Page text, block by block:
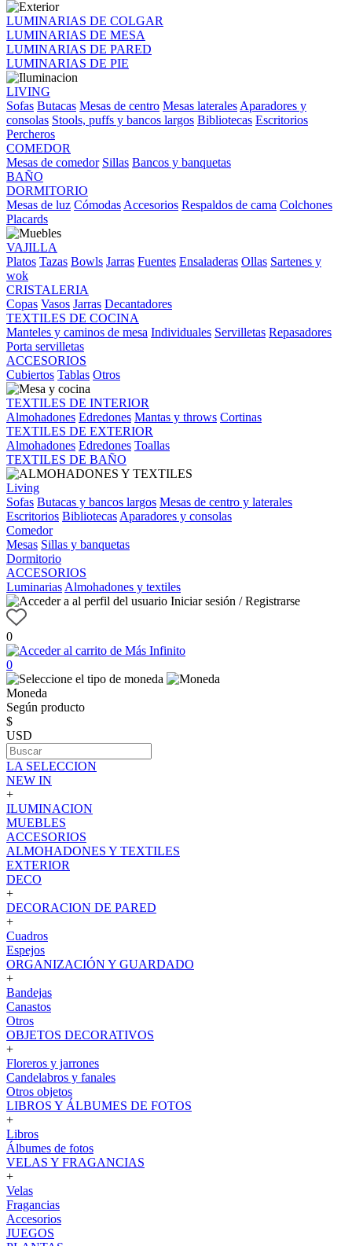
LUMINARIAS DE COLGAR
LUMINARIAS DE MESA
LUMINARIAS DE PARED
LUMINARIAS DE PIE
LIVING
Sofas Butacas Mesas de centro Mesas laterales Aparadores y
consolas Stools, puffs y bancos largos Bibliotecas Escritorios
Percheros
COMEDOR
Mesas de comedor Sillas Bancos y banquetas
BAÑO
DORMITORIO
Mesas de luz Cómodas Accesorios Respaldos de cama Colchones
Placards
VAJILLA
Platos Tazas Bowls Jarras Fuentes Ensaladeras Ollas Sartenes y
wok
CRISTALERIA
Copas Vasos Jarras Decantadores
TEXTILES DE COCINA
Manteles y caminos de mesa Individuales Servilletas Repasadores
Porta servilletas
ACCESORIOS
Cubiertos Tablas Otros
TEXTILES DE INTERIOR
Almohadones Edredones Mantas y throws Cortinas
TEXTILES DE EXTERIOR
Almohadones Edredones Toallas
TEXTILES DE BAÑO
Living
Sofas Butacas y bancos largos Mesas de centro y laterales
Escritorios Bibliotecas Aparadores y consolas
Comedor
Mesas Sillas y banquetas
Dormitorio
ACCESORIOS
Luminarias Almohadones y textiles
Iniciar sesión / Registrarse
0
0
Moneda
Según producto
$
USD
LA SELECCION
NEW IN
+
ILUMINACION
MUEBLES
ACCESORIOS
ALMOHADONES Y TEXTILES
EXTERIOR
DECO
+
DECORACION DE PARED
+
Cuadros
Espejos
ORGANIZACIÓN Y GUARDADO
+
Bandejas
Canastos
Otros
OBJETOS DECORATIVOS
+
Floreros y jarrones
Candelabros y fanales
Otros objetos
LIBROS Y ÁLBUMES DE FOTOS
+
Libros
Álbumes de fotos
VELAS Y FRAGANCIAS
+
Velas
Fragancias
Accesorios
JUEGOS